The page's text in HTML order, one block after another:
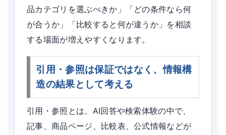
品カテゴリを選ぶべきか」「どの条件なら何
が合うか」「比較すると何が違うか」を相談
する場面が増えやすくなります。
引用・参照は保証ではなく、情報構
造の結果として考える
引用・参照とは、AI回答や検索体験の中で、
記事、商品ページ、比較表、公式情報などが